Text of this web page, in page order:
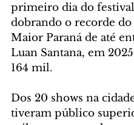
primeiro dia do
dobrando o recorde do
Maior Paraná de até
Luan Santana, em
164 mil.
Dos 20 shows na
tiveram público